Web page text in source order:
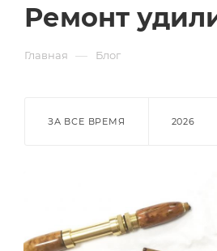
Ремонт
Главная — Блог
ЗА ВСЕ ВРЕМЯ 2026